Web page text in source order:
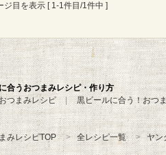
ジ目を表示 [ 1-1件目/1件中 ]
合うおつまみレシピ・作り方
つまみレシピ
黒ビールに合う！おつ
みレシピTOP 全レシピ一覧 ヤン